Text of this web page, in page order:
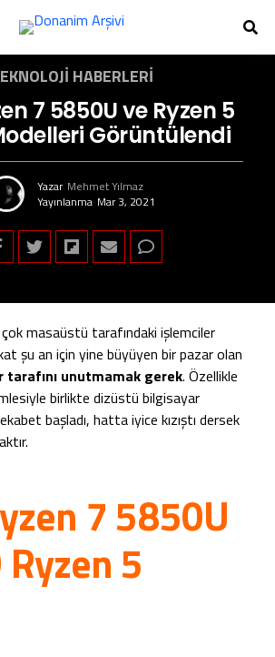
HABERLERI
7 5850U ve Ryzen 5
Görüntülendi
Yazar Mehmet Yılmaz
Yayınlanma Mar 3, 2021
masaüstü tarafındaki işlemciler
şu an için yine büyüyen bir pazar olan
unutmamak gerek. Özellikle
birlikte dizüstü bilgisayar
başladı, hatta iyice kızıştı dersek
7 5850U
5